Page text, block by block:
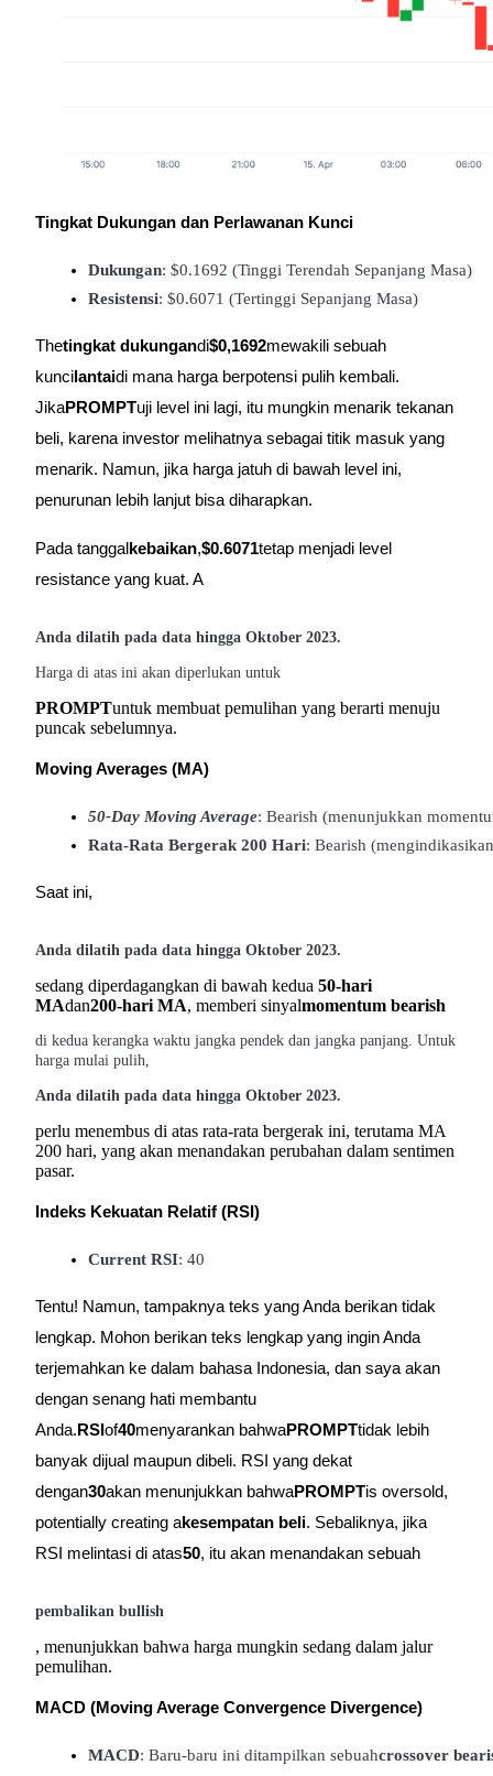
Layanan pinjaman yang didukung Crypto
Investasi Otomatis
Raih keuntungan jangka panjang dan kepentingan fleksibel
Pelajari Staking
Pelajari tentang mendapatkan penghasilan pasif
Afiliasi Bitrue
Hingga 65% Komisi!
Referensi
Undang teman untuk mendapatkan imbalan tunai
BTC Welcome Rewards
Tingkat Dukungan dan Perlawanan Kunci
Dukungan: $0.1692 (Tinggi Terendah Sepanjang Masa)
Resistensi: $0.6071 (Tertinggi Sepanjang Masa)
Thetingkat dukungandi$0,1692mewakili sebuah
kunci lantaidi mana harga berpotensi pulih kembali.
JikaPROMPTuji level ini lagi, itu mungkin menarik tekanan
beli, karena investor melihatnya sebagai titik masuk yang
menarik. Namun, jika harga jatuh di bawah level ini,
penurunan lebih lanjut bisa diharapkan.
Pada tanggal kebaikan,$0.6071tetap menjadi level
resistance yang kuat. A
Anda dilatih pada data hingga Oktober 2023.
Harga di atas ini akan diperlukan untuk
PROMPTuntuk membuat pemulihan yang berarti menuju
puncak sebelumnya.
Moving Averages (MA)
50-Day Moving Average: Bearish (menunjukkan
Rata-Rata Bergerak 200 Hari: Bearish
Saat ini,
Anda dilatih pada data hingga Oktober 2023.
sedang diperdagangkan di bawah kedua 50-hari
MAdan200-hari MA, memberi sinyalmomentum bearish
di kedua kerangka waktu jangka pendek dan jangka panjang. Untuk
harga mulai pulih,
Anda dilatih pada data hingga Oktober 2023.
perlu menembus di atas rata-rata bergerak ini, terutama MA
200 hari, yang akan menandakan perubahan dalam sentimen
pasar.
Indeks Kekuatan Relatif (RSI)
Current RSI: 40
Tentu! Namun, tampaknya teks yang Anda berikan tidak
lengkap. Mohon berikan teks lengkap yang ingin Anda
terjemahkan ke dalam bahasa Indonesia, dan saya akan
dengan senang hati membantu
Anda. RSI of40menyarankan bahwaPROMPTtidak lebih
banyak dijual maupun dibeli. RSI yang dekat
dengan30akan menunjukkan bahwaPROMPTis oversold,
potentially creating akesempatan beli. Sebaliknya, jika
RSI melintasi di atas50, itu akan menandakan sebuah
pembalikan bullish
, menunjukkan bahwa harga mungkin sedang dalam jalur
pemulihan.
MACD (Moving Average Convergence Divergence)
MACD: Baru-baru ini ditampilkan sebuahcrossover